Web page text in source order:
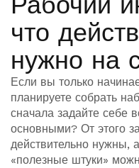
что
нужно на
Если вы только
планируете собрать
сначала задайте себе
основными? От этого
действительно нужны,
«полезные штуки»